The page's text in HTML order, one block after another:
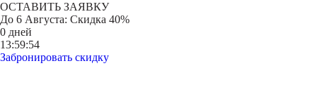
ОСТАВИТЬ ЗАЯВКУ
До 6 Августа: Скидка 40%
0 дней
13:59:54
Забронировать скидку